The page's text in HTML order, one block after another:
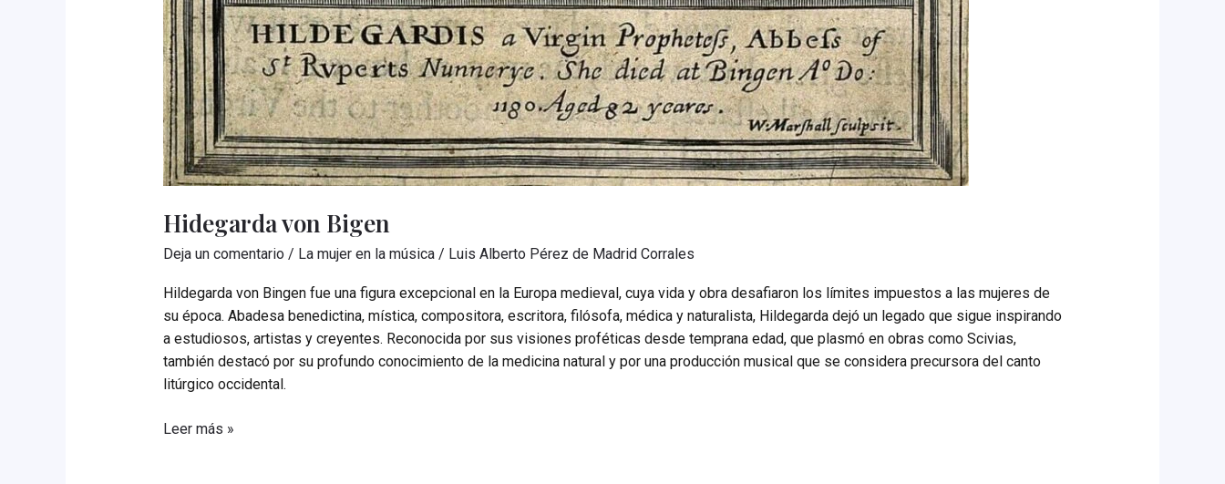
Hidegarda von Bigen
Deja un comentario / La mujer en la música/ Luis Alberto Pérez de Madrid Corrales
Hildegarda von Bingen fue una figura excepcional en la Europa medieval, cuya vida y obra desafiaron los límites impuestos a las mujeres de
su época. Abadesa benedictina, mística, compositora, escritora, filósofa, médica y naturalista, Hildegarda dejó un legado que sigue inspirando
a estudiosos, artistas y creyentes. Reconocida por sus visiones proféticas desde temprana edad, que plasmó en obras como Scivias,
también destacó por su profundo conocimiento de la medicina natural y por una producción musical que se considera precursora del canto
litúrgico occidental.
Hidegarda
Leer más »